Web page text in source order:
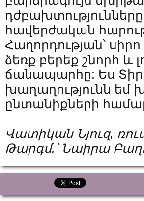
հավերժական
Հաղորդության՝
ձեռք բերեք շնորհ և
ճանապարհը: Ես
խաղաղությունն եմ
ընտանիքների
Վատիկան Նյուզ,
Թարգմ.՝ Նաիրա